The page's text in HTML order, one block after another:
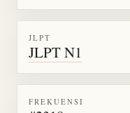
JLPT
JLPT N1
FREKUENSI